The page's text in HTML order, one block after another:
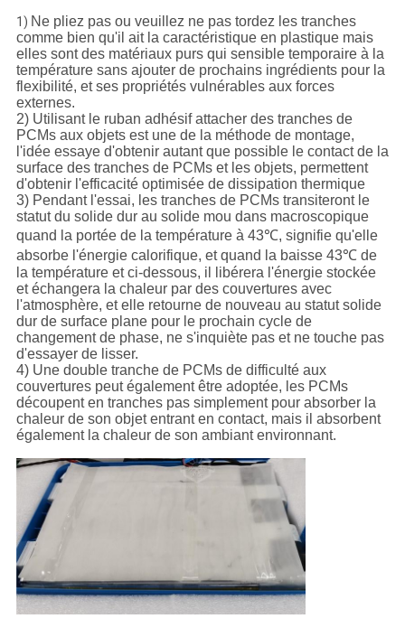
1) Ne pliez pas ou veuillez ne pas tordez les tranches
comme bien qu'il ait la caractéristique en plastique mais
elles sont des matériaux purs qui sensible temporaire à la
température sans ajouter de prochains ingrédients pour la
flexibilité, et ses propriétés vulnérables aux forces
externes.
2) Utilisant le ruban adhésif attacher des tranches de
PCMs aux objets est une de la méthode de montage,
l'idée essaye d'obtenir autant que possible le contact de la
surface des tranches de PCMs et les objets, permettent
d'obtenir l'efficacité optimisée de dissipation thermique
3) Pendant l'essai, les tranches de PCMs transiteront le
statut du solide dur au solide mou dans macroscopique
quand la portée de la température à 43℃, signifie qu'elle
absorbe l'énergie calorifique, et quand la baisse 43℃ de
la température et ci-dessous, il libérera l'énergie stockée
et échangera la chaleur par des couvertures avec
l'atmosphère, et elle retourne de nouveau au statut solide
dur de surface plane pour le prochain cycle de
changement de phase, ne s'inquiète pas et ne touche pas
d'essayer de lisser.
4) Une double tranche de PCMs de difficulté aux
couvertures peut également être adoptée, les PCMs
découpent en tranches pas simplement pour absorber la
chaleur de son objet entrant en contact, mais il absorbent
également la chaleur de son ambiant environnant.